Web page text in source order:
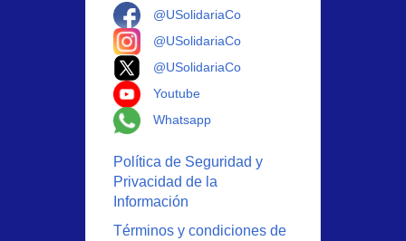
@USolidariaCo
@USolidariaCo
@USolidariaCo
Youtube
Whatsapp
Política de Seguridad y
Privacidad de la
Información
Términos y condiciones de